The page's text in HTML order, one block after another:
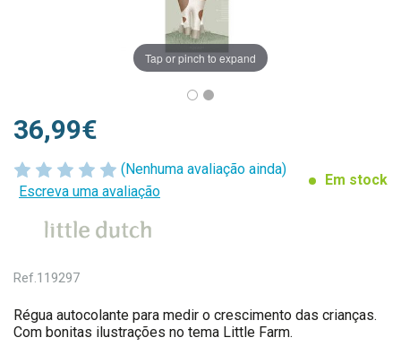
Tap or pinch to expand
(Nenhuma avaliação ainda)
Escreva uma avaliação
Em stock
36,99€
Ref.119297
Régua autocolante para medir o crescimento das crianças.
Com bonitas ilustrações no tema Little Farm.